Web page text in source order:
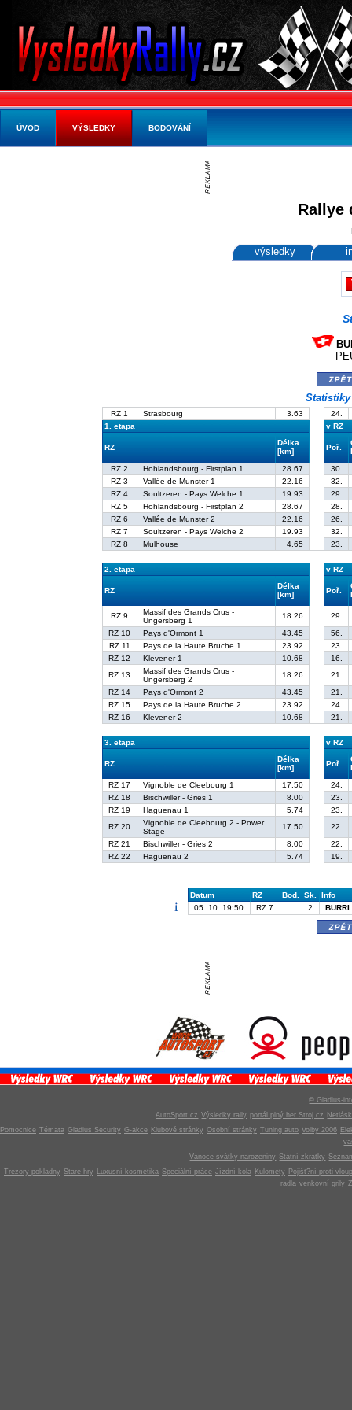
Rallye
výsledky
RZ 1 Strasbourg 3.63
24.
1. etapa
v RZ
RZ
Délka
[km]
Poř.
RZ 2
Hohlandsbourg - Firstplan 1 28.67
30.
RZ 3
Vallée de Munster 1 22.16
32.
RZ 4
Soultzeren - Pays Welche 1 19.93
29.
RZ 5
Hohlandsbourg - Firstplan 2 28.67
28.
RZ 6
Vallée de Munster 2 22.16
26.
RZ 7
Soultzeren - Pays Welche 2 19.93
32.
RZ 8
Mulhouse 4.65 23.
2. etapa v RZ
RZ
Délka
[km]
Poř.
RZ 9
Massif des Grands Crus -
Ungersberg 1
18.26
29.
RZ 10
Pays d'Ormont 1 43.45
56.
RZ 11
Pays de la Haute Bruche 1 23.92
23.
RZ 12
Klevener 1 10.68
16.
RZ 13
Massif des Grands Crus -
Ungersberg 2
18.26
21.
RZ 14
Pays d'Ormont 2 43.45
21.
RZ 15
Pays de la Haute Bruche 2 23.92
24.
RZ 16
Klevener 2 10.68 21.
3. etapa v RZ
RZ
Délka
[km]
Poř.
RZ 17
Vignoble de Cleebourg 1 17.50
24.
RZ 18
Bischwiller - Gries 1 8.00
23.
RZ 19
Haguenau 1 5.74
23.
RZ 20
Vignoble de Cleebourg 2 - Power
Stage
17.50
22.
RZ 21
Bischwiller - Gries 2 8.00
22.
RZ 22
Haguenau 2 5.74 19.
Datum RZ Bod. Sk.
Info
05. 10. 19:50
RZ 7 2 BURRI
© Gladius-
AutoSport.cz Výsledky rally portál plný her Stroj.cz
Pomocnice Témata Gladius Security G-akce Klubové stránky Osobní stránky Tuning auto Volby 2006
Vánoce svátky narozeniny Státní zkratky
Trezory pokladny Staré hry Luxusní kosmetika Speciální práce Jízdní kola Kulomety
Pojišt?ní proti
radla venkovní grily
ÚVOD VÝSLEDKY BODOVÁNÍ